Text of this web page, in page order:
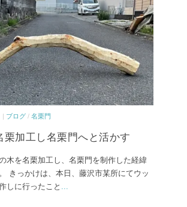
| ブログ / 名栗門
栗加工し名栗門へと活かす
木を名栗加工し、名栗門を制作した経緯
きっかけは、本日、藤沢市某所にてウッ
しに行ったこと ...